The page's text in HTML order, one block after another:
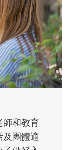
是在一次
子一起長
獨立自
成。爸爸
個重要的